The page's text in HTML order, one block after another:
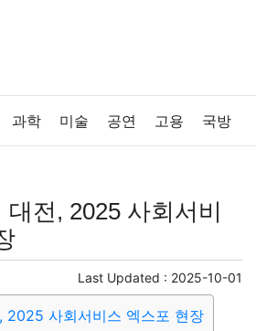
과학 미술 공연 고용 국방
방송 일상 주식 암호화폐
반려동물 패션 미용
리 상품리뷰 원예 금융
전, 2025 사회서비
Last Updated : 2025-10-01
2025 사회서비스 엑스포 현장